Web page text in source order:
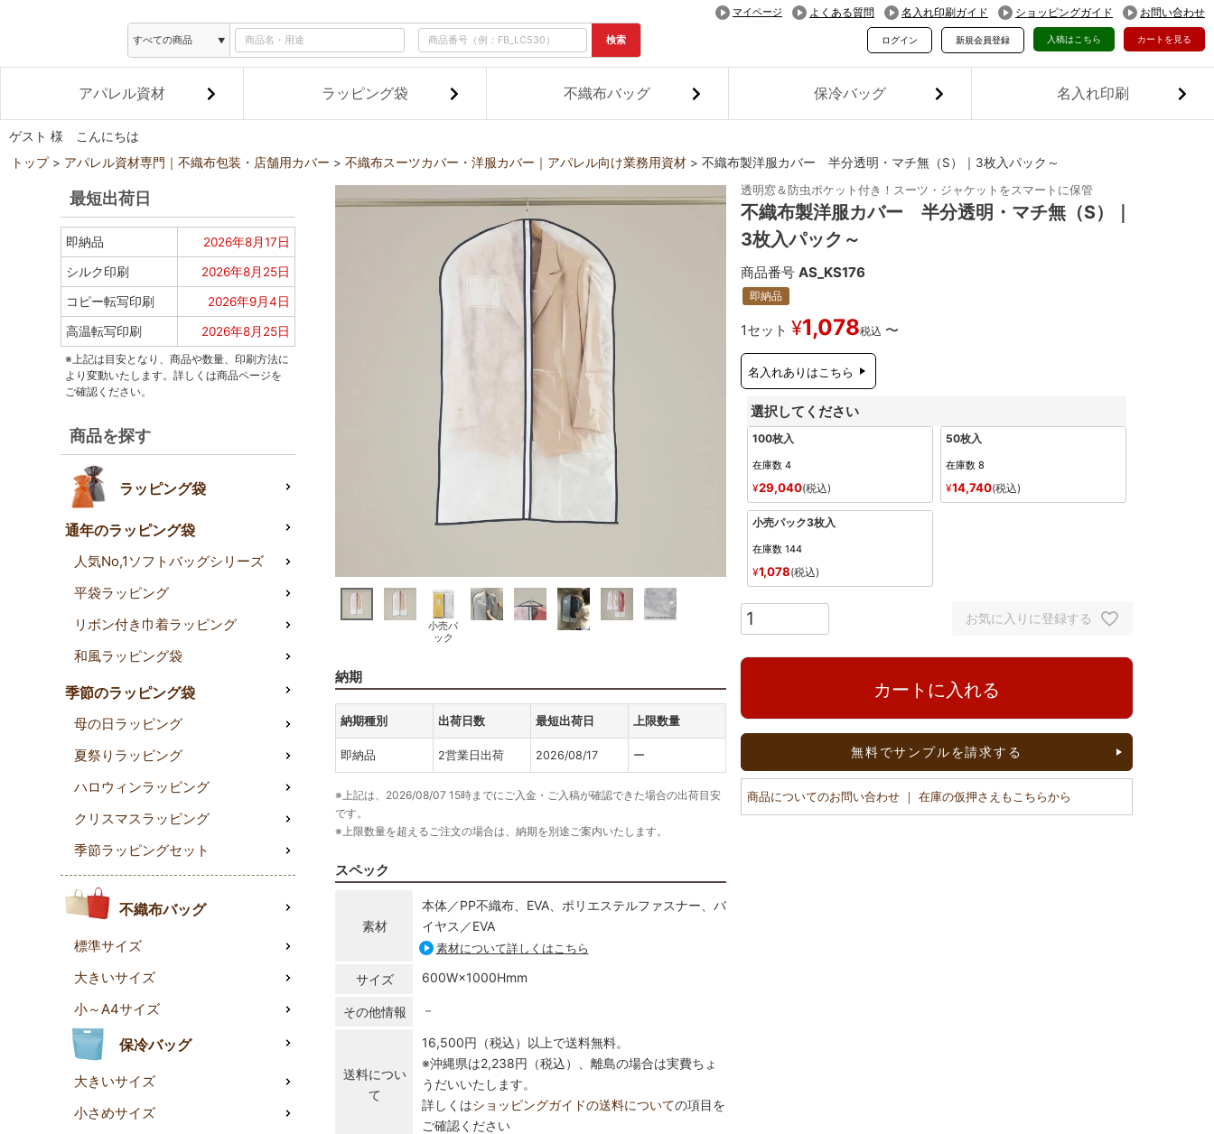
検索
マイページ よくある質問 名入れ印刷ガイド ショッピングガイド お問い合わせ
カートを見る
入稿はこちら
ログイン 新規会員登録
アパレル資材 ラッピング袋 不織布バッグ 保冷バッグ 名入れ印刷
ゲスト 様 こんにちは
トップ アパレル資材専門｜不織布包装・店舗用カバー 不織布スーツカバー・洋服カバー｜アパレル向け業務用資材 不織布製洋服カバー 半分透明・マチ無（S）｜3枚入パック～
最短出荷日
即納品 2026年8月17日
シルク印刷 2026年8月25日
コピー転写印刷 2026年9月4日
高温転写印刷 2026年8月25日
※上記は目安となり、商品や数量、印刷方法に
より変動いたします。詳しくは商品ページを
ご確認ください。
商品を探す
ラッピング袋
通年のラッピング袋
人気No,1ソフトバッグシリーズ
平袋ラッピング
リボン付き巾着ラッピング
和風ラッピング袋
季節のラッピング袋
母の日ラッピング
夏祭りラッピング
ハロウィンラッピング
クリスマスラッピング
季節ラッピングセット
不織布バッグ
標準サイズ
大きいサイズ
小～A4サイズ
保冷バッグ
大きいサイズ
小さめサイズ
小売パ
ック
納期
納期種別 出荷日数 最短出荷日 上限数量
即納品 2営業日出荷 2026/08/17 ー
※上記は、2026/08/07 15時までにご入金・ご入稿が確認できた場合の出荷目安
です。
※上限数量を超えるご注文の場合は、納期を別途ご案内いたします。
スペック
素材
本体／PP不織布、EVA、ポリエステルファスナー、バ
イヤス／EVA
素材について詳しくはこちら
サイズ 600W×1000Hmm
その他情報 －
送料につい
て
16,500円（税込）以上で送料無料。
※沖縄県は2,238円（税込）、離島の場合は実費ちょ
うだいいたします。
詳しくはショッピングガイドの送料についての項目を
ご確認ください
透明窓＆防虫ポケット付き！スーツ・ジャケットをスマートに保管
不織布製洋服カバー 半分透明・マチ無（S）｜
3枚入パック～
商品番号 AS_KS176
即納品
1セット ¥1,078税込 〜
名入れありはこちら
選択してください
100枚入
在庫数 4
¥29,040 税込
50枚入
在庫数 8
¥14,740 税込
小売パック3枚入
在庫数 144
¥1,078 税込
お気に入りに登録する
カートに入れる
無料でサンプルを請求する
商品についてのお問い合わせ ｜ 在庫の仮押さえもこちらから